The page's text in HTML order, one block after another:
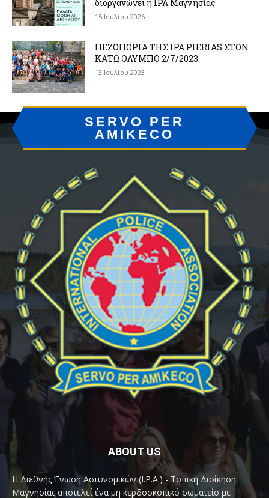
διοργανώνει η IPA Μαγνησίας
15 Ιουλίου 2026
ΠΕΖΟΠΟΡΙΑ ΤΗΣ IPA PIERIAS ΣΤΟΝ
ΚΑΤΩ ΟΛΥΜΠΟ 2/7/2023
13 Ιουλίου 2023
SERVO PER
AMIKECO
ABOUT US
Η Διεθνής Ένωση Αστυνομικών (I.P.A.) - Τοπική Διοίκηση
Μαγνησίας αποτελεί ένα μη κερδοσκοπικό σωματείο με